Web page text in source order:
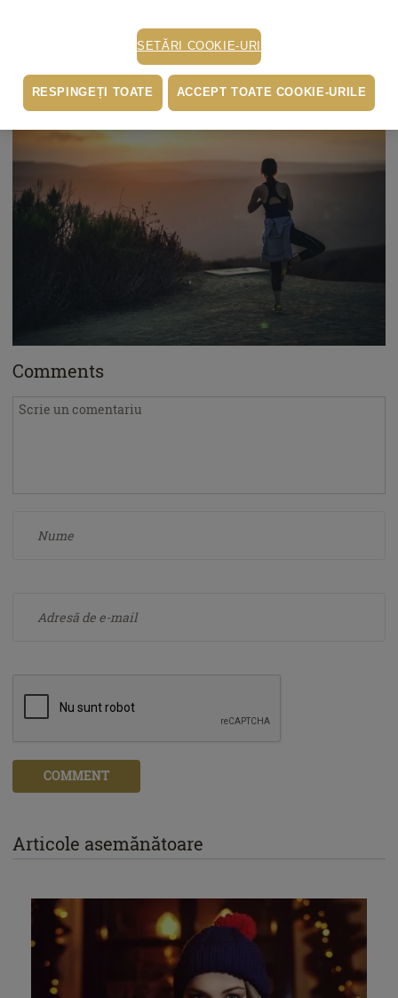
şi scorţişoară transformă serile friguroase în unele calde şi
parfumate, pline de energie şi voie bună.
Comments
COMMENT
Articole asemănătoare
SETĂRI COOKIE-URI
RESPINGEȚI TOATE ACCEPT TOATE COOKIE-URILE